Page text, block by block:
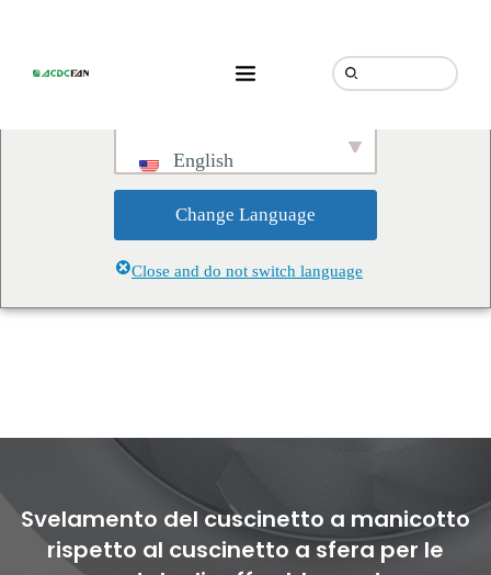
speaking a different language.
Do you want to change to:
English
Change Language
Close and do not switch language
Svelamento del cuscinetto a manicotto
rispetto al cuscinetto a sfera per le